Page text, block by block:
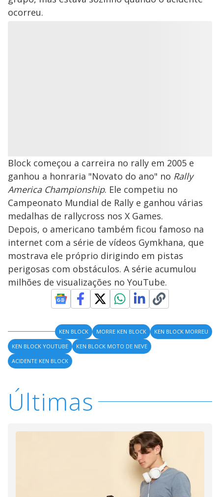
ocorreu.
Block começou a carreira no rally em 2005 e
ganhou a honraria "Novato do ano" no Rally
America Championship. Ele competiu no
Campeonato Mundial de Rally e ganhou várias
medalhas de rallycross nos X Games.
Depois, o americano também ficou famoso na
internet com a série de vídeos Gymkhana, que
mostrava ele próprio dirigindo em pistas
perigosas com obstáculos. A série acumulou
milhões de visualizações no YouTube.
KEN BLOCK MORRE KEN BLOCK
KEN BLOCK MORREU
KEN BLOCK YOUTUBE
KEN BLOCK MOTO DE NEVE
ACIDENTE KEN BLOCK
Últimas